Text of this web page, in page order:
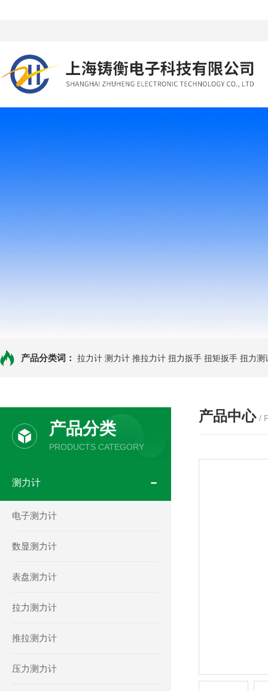
产品分类词： 拉力计 测力计 推拉力计 扭力扳手 扭矩扳手 扭力测
产品分类
PRODUCTS CATEGORY
测力计
电子测力计
数显测力计
表盘测力计
拉力测力计
推拉测力计
压力测力计
产品中心 /